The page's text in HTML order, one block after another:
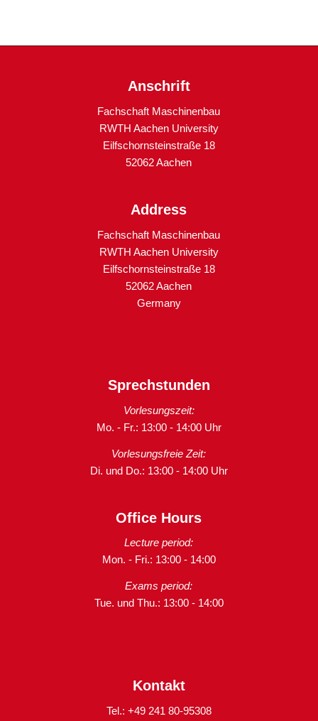
Anschrift
Fachschaft Maschinenbau
RWTH Aachen University
Eilfschornsteinstraße 18
52062 Aachen
Address
Fachschaft Maschinenbau
RWTH Aachen University
Eilfschornsteinstraße 18
52062 Aachen
Germany
Sprechstunden
Vorlesungszeit:
Mo. - Fr.: 13:00 - 14:00 Uhr
Vorlesungsfreie Zeit:
Di. und Do.: 13:00 - 14:00 Uhr
Office Hours
Lecture period:
Mon. - Fri.: 13:00 - 14:00
Exams period:
Tue. und Thu.: 13:00 - 14:00
Kontakt
Tel.: +49 241 80-95308